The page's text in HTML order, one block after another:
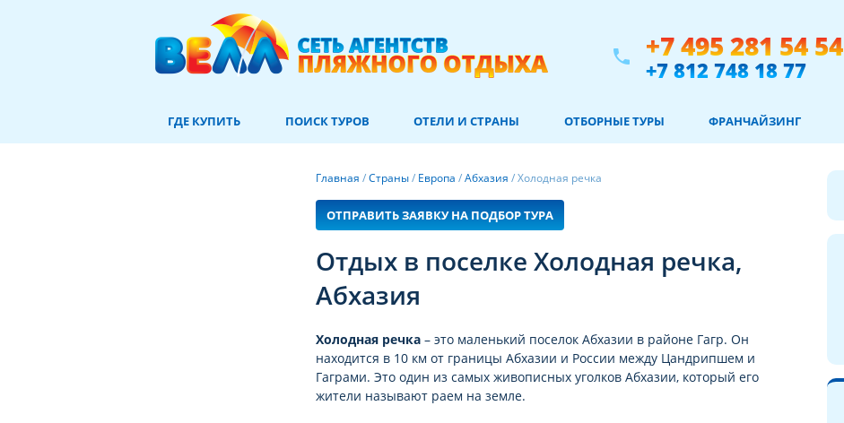
phone +7 495 281 54 54
+7 812 748 18 77
ГДЕ КУПИТЬ ПОИСК ТУРОВ ОТЕЛИ И СТРАНЫ ОТБОРНЫЕ ТУРЫ ФРАНЧАЙЗИНГ
Главная /Страны/ Европа /Абхазия /Холодная речка
ОТПРАВИТЬ ЗАЯВКУ НА ПОДБОР ТУРА
Отдых в поселке Холодная речка,
Абхазия
Холодная речка – это маленький поселок Абхазии в районе Гагр. Он
находится в 10 км от границы Абхазии и России между Цандрипшем и
Гаграми. Это один из самых живописных уголков Абхазии, который его
жители называют раем на земле.